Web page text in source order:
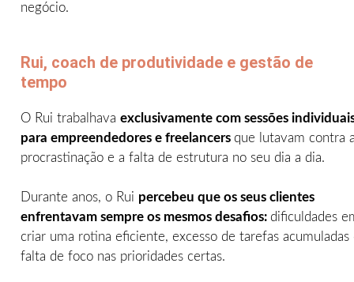
negócio.
Rui, coach de produtividade e gestão de
tempo
O Rui trabalhava exclusivamente com sessões
para empreendedores e freelancers que lutavam contra
procrastinação e a falta de estrutura no seu dia a dia.
Durante anos, o Rui percebeu que os seus clientes
enfrentavam sempre os mesmos desafios: dificuldades
criar uma rotina eficiente, excesso de tarefas acumuladas
falta de foco nas prioridades certas.